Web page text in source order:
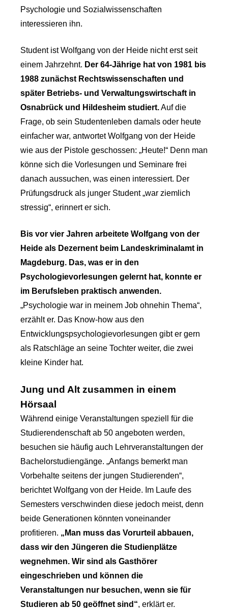
Psychologie und Sozialwissenschaften
interessieren ihn.
Student ist Wolfgang von der Heide nicht erst seit
einem Jahrzehnt. Der 64-Jährige hat von 1981 bis
1988 zunächst Rechtswissenschaften und
später Betriebs- und Verwaltungswirtschaft in
Osnabrück und Hildesheim studiert.Auf die
Frage, ob sein Studentenleben damals oder heute
einfacher war, antwortet Wolfgang von der Heide
wie aus der Pistole geschossen: „Heute!“ Denn man
könne sich die Vorlesungen und Seminare frei
danach aussuchen, was einen interessiert. Der
Prüfungsdruck als junger Student „war ziemlich
stressig“, erinnert er sich.
Bis vor vier Jahren arbeitete Wolfgang von der
Heide als Dezernent beim Landeskriminalamt in
Magdeburg. Das, was er in den
Psychologievorlesungen gelernt hat, konnte er
im Berufsleben praktisch anwenden.
„Psychologie war in meinem Job ohnehin Thema“,
erzählt er. Das Know-how aus den
Entwicklungspsychologievorlesungen gibt er gern
als Ratschläge an seine Tochter weiter, die zwei
kleine Kinder hat.
Jung und Alt zusammen in einem
Hörsaal
Während einige Veranstaltungen speziell für die
Studierendenschaft ab 50 angeboten werden,
besuchen sie häufig auch Lehrveranstaltungen der
Bachelorstudiengänge. „Anfangs bemerkt man
Vorbehalte seitens der jungen Studierenden“,
berichtet Wolfgang von der Heide. Im Laufe des
Semesters verschwinden diese jedoch meist, denn
beide Generationen könnten voneinander
profitieren. „Man muss das Vorurteil abbauen,
dass wir den Jüngeren die Studienplätze
wegnehmen. Wir sind als Gasthörer
eingeschrieben und können die
Veranstaltungen nur besuchen, wenn sie für
Studieren ab 50 geöffnet sind“, erklärt er.